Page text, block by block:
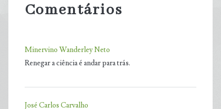
Comentários
Minervino Wanderley Neto
Renegar a ciência é andar para trás.
José Carlos Carvalho